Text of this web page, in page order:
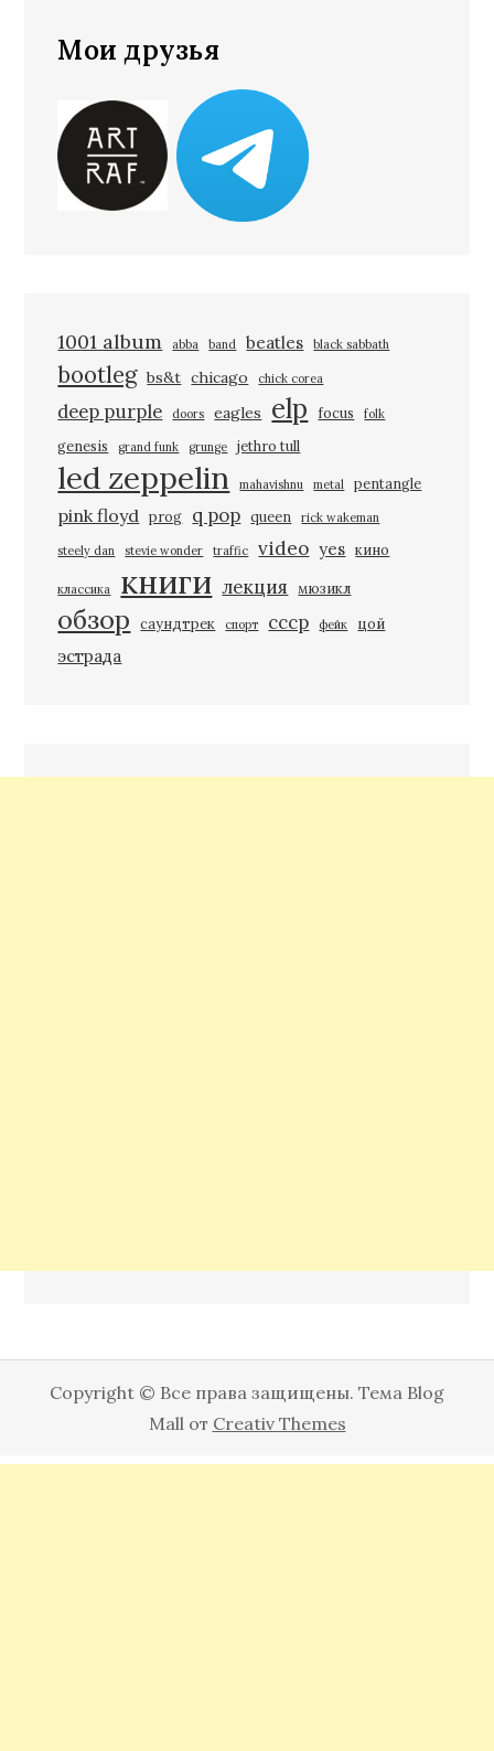
Мои друзья
1001 album abba band beatles black sabbath
bootleg bs&t chicago chick corea
deep purple doors eagles elp focus folk
genesis grand funk grunge jethro tull
led zeppelin mahavishnu metal pentangle
pink floyd prog q pop queen rick wakeman
steely dan stevie wonder traffic video yes кино
классика книги лекция мюзикл
обзор саундтрек спорт ссср фейк цой
эстрада
Copyright © Все права защищены. Тема Blog
Mall от Creativ Themes